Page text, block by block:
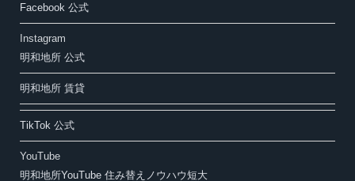
Facebook 公式
Instagram
明和地所 公式
明和地所 賃貸
TikTok 公式
YouTube
明和地所YouTube 住み替えノウハウ短大